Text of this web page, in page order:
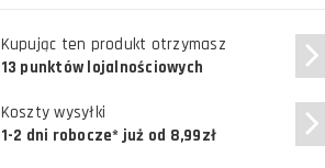
Kupując ten produkt otrzymasz
13 punktów lojalnościowych
Koszty wysyłki
1-2 dni robocze* już od 8,99zł